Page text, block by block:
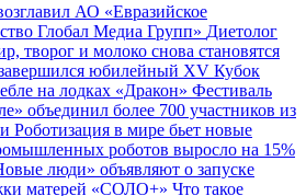
АО «Евразийское
Глобал Медиа Групп» Диетолог
творог и молоко снова становятся
юбилейный XV Кубок
на лодках «Дракон» Фестиваль
объединил более 700 участников из
Роботизация в мире бьет новые
роботов выросло на 15%
люди» объявляют о запуске
матерей «СОЛО+» Что такое